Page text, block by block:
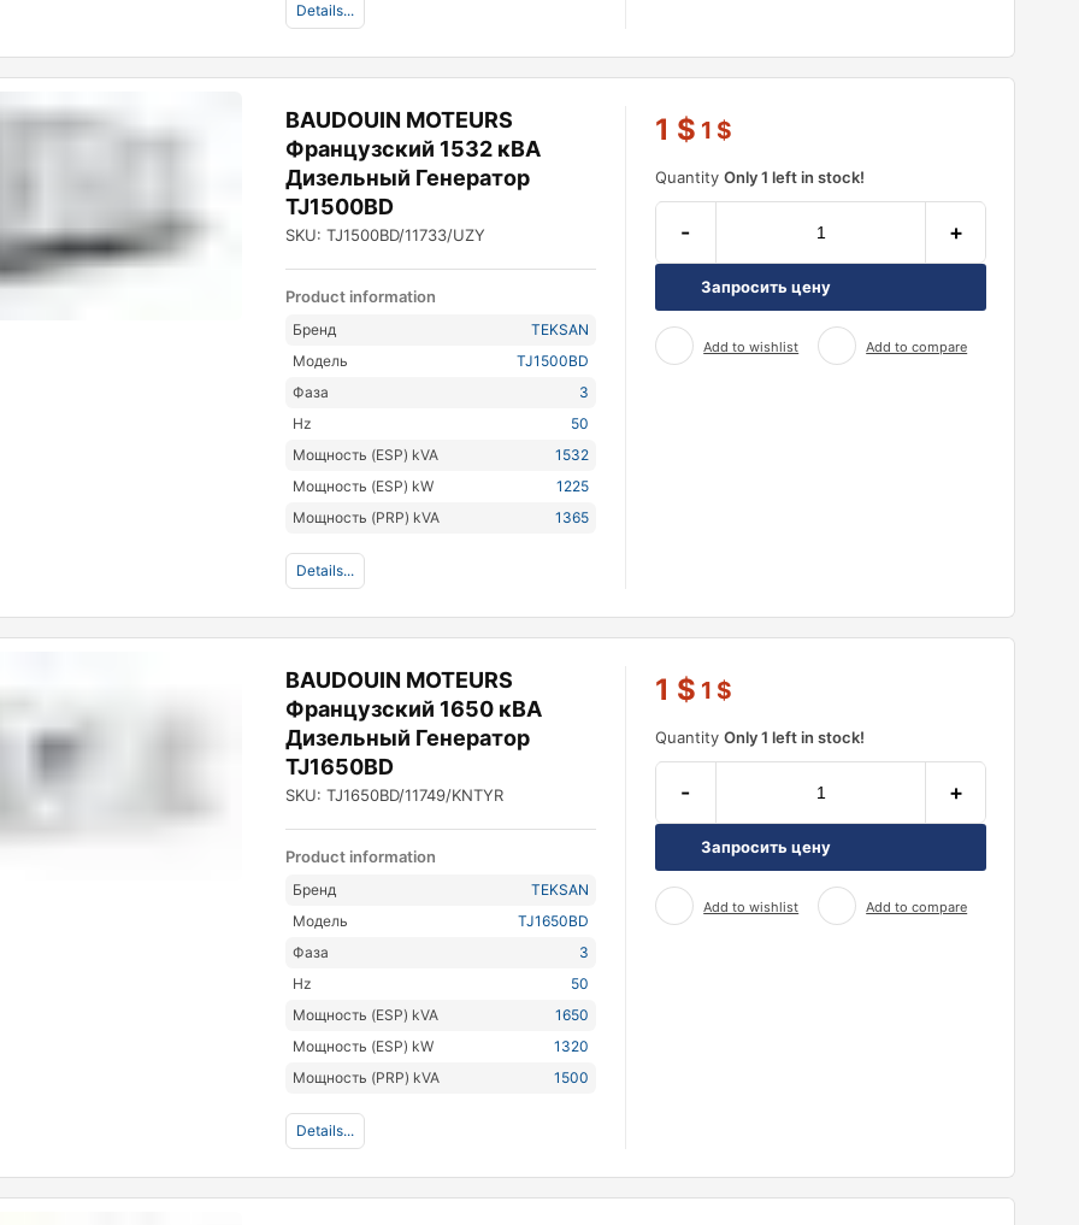
Details...
BAUDOUIN MOTEURS
Французский 1532 кВА
Дизельный Генератор
TJ1500BD
SKU: TJ1500BD/11733/UZY
Product information
Бренд
TEKSAN
Модель
TJ1500BD
Фаза
3
Hz
50
Мощность (ESP) kVA
1532
Мощность (ESP) kW
1225
Мощность (PRP) kVA
1365
Details...
1 $ 1 $
QuantityOnly 1 left in stock!
- +
Запросить цену
Add to wishlist Add to compare
BAUDOUIN MOTEURS
Французский 1650 кВА
Дизельный Генератор
TJ1650BD
SKU: TJ1650BD/11749/KNTYR
Product information
Бренд
TEKSAN
Модель
TJ1650BD
Фаза
3
Hz
50
Мощность (ESP) kVA
1650
Мощность (ESP) kW
1320
Мощность (PRP) kVA
1500
Details...
1 $ 1 $
QuantityOnly 1 left in stock!
- +
Запросить цену
Add to wishlist Add to compare